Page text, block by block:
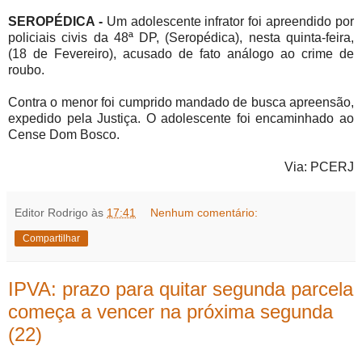
SEROPÉDICA - Um adolescente infrator foi apreendido por
policiais civis da 48ª DP, (Seropédica), nesta quinta-feira,
(18 de Fevereiro), acusado de fato análogo ao crime de
roubo.
Contra o menor foi cumprido mandado de busca apreensão,
expedido pela Justiça. O adolescente foi encaminhado ao
Cense Dom Bosco.
Via: PCERJ
Editor Rodrigo às 17:41 Nenhum comentário:
Compartilhar
IPVA: prazo para quitar segunda parcela
começa a vencer na próxima segunda
(22)